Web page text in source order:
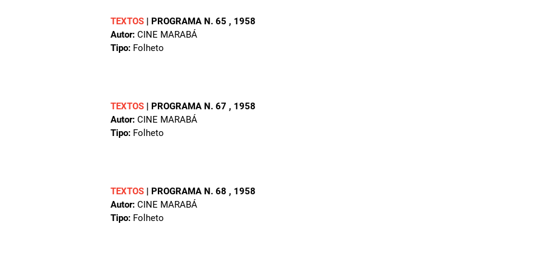
TEXTOS | PROGRAMA N. 65 , 1958
Autor: CINE MARABÁ
Tipo: Folheto
TEXTOS | PROGRAMA N. 67 , 1958
Autor: CINE MARABÁ
Tipo: Folheto
TEXTOS | PROGRAMA N. 68 , 1958
Autor: CINE MARABÁ
Tipo: Folheto